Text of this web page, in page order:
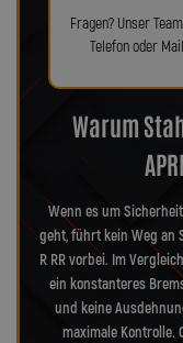
Fragen? Unser
Telefon oder
Warum
Wenn es um
geht, führt kein Weg an
R RR vorbei. Im
ein konstanteres
und keine
maximale Kontrolle.